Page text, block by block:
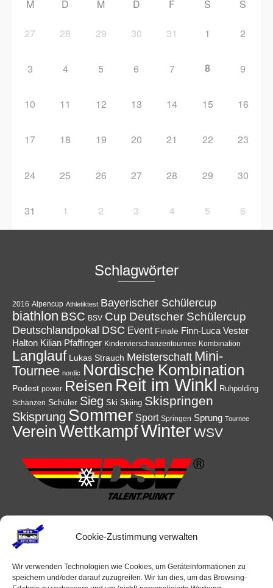
Cookie-Zustimmung verwalten
Wir verwenden Technologien wie Cookies, um Geräteinformationen zu
speichern und/oder darauf zuzugreifen. Wir tun dies, um das Browsing-
M D M D F S S
27 28 29 30 31 1 2
3 4 5 6 7 8 9
10 11 12 13 14 15 16
17 18 19 20 21 22 23
24 25 26 27 28 29 30
31 1 2 3 4 5 6
Schlagwörter
2016 Alpencup Athletiktest Bayerischer Schülercup
biathlon BSC BSV Cup Deutscher Schülercup
Deutschlandpokal DSC Event Finale Finn-Luca Vester
Halton Kilian Pfaffinger Kindervierschanzentournee Kombination
Langlauf Lukas Strauch Meisterschaft Mini-
Tournee nordic Nordische Kombination
Podest power Reisen Reit im Winkl Ruhpolding
Schanzen Schüler Sieg Ski Skiing Skispringen
Skisprung Sommer Sport Springen Sprung Tournee
VereinWettkampfWinterWSV